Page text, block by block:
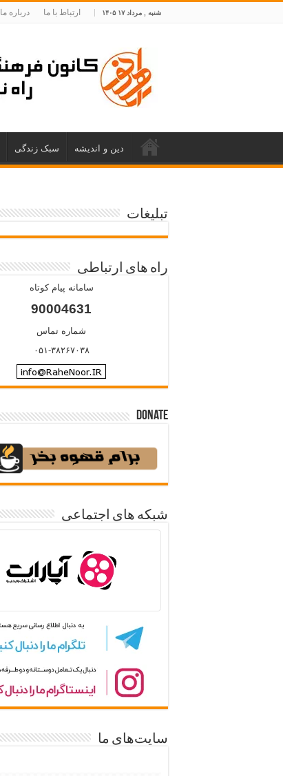
شنبه , مرداد ۱۷ ۱۴۰۵ ارتباط با ما درباره ما
دین و اندیشه سبک زندگی
تبلیغات
راه های ارتباطی
سامانه پیام کوتاه
90004631
شماره تماس
۰۵۱-۳۸۲۶۷۰۳۸
Donate
شبکه های اجتماعی
سایت‌های ما